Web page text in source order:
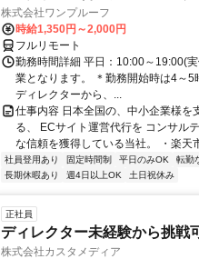
株式会社ワンプルーフ
時給1,350円～2,000円
フルリモート
勤務時間詳細 平日：10:00～19:00(
業となります。 ＊勤務開始時は4～
ディレクターから、...
仕事内容 日本全国の、中小企業様を
る、 ECサイト運営代行を コンサル
な信頼を獲得している当社。 ・楽天
社員登用あり 固定時間制 平日のみOK 転勤
長期休暇あり
週4日以上OK 土日祝休み
正社員
ディレクター未経験から挑
株式会社カスタメディア